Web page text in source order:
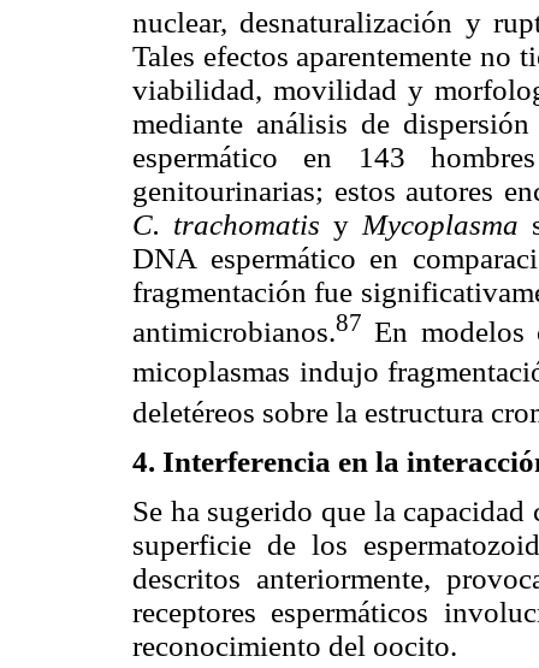
nuclear, desnaturalización y
Tales efectos aparentemente no
viabilidad, movilidad y
mediante análisis de
espermático en 143
genitourinarias; estos autores
C. trachomatis y Mycoplasma
DNA espermático en
fragmentación fue
antimicrobianos.87 En modelos
micoplasmas indujo
deletéreos sobre la estructura
4. Interferencia en la
Se ha sugerido que la
superficie de los
descritos anteriormente,
receptores espermáticos
reconocimiento del oocito.